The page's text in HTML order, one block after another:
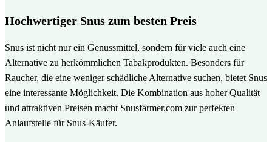
Hochwertiger Snus zum besten Preis
Snus ist nicht nur ein Genussmittel, sondern für viele auch eine
Alternative zu herkömmlichen Tabakprodukten. Besonders für
Raucher, die eine weniger schädliche Alternative suchen, bietet Snus
eine interessante Möglichkeit. Die Kombination aus hoher Qualität
und attraktiven Preisen macht Snusfarmer.com zur perfekten
Anlaufstelle für Snus-Käufer.